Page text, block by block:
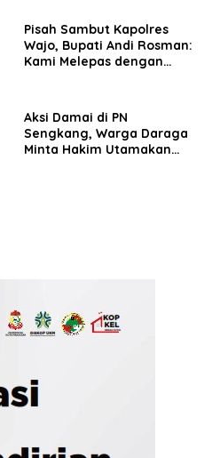
Putih
Pisah Sambut Kapolres
Wajo, Bupati Andi Rosman:
Kami Melepas dengan
Aksi Damai di PN
Sengkang, Warga Daraga
Minta Hakim Utamakan